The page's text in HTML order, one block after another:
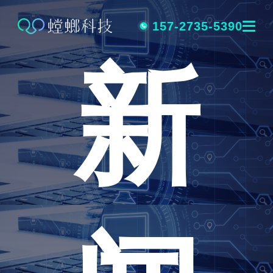
跳
内
容
157-2735-5390
新